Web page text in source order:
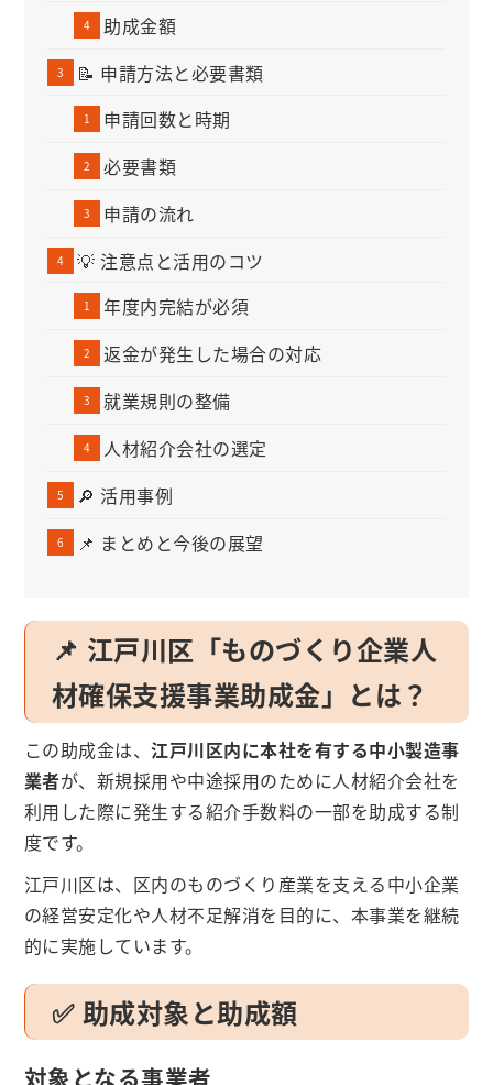
助成金額
📝 申請方法と必要書類
申請回数と時期
必要書類
申請の流れ
💡 注意点と活用のコツ
年度内完結が必須
返金が発生した場合の対応
就業規則の整備
人材紹介会社の選定
🔎 活用事例
📌 まとめと今後の展望
📌 江戸川区「ものづくり企業人
材確保支援事業助成金」とは？
この助成金は、江戸川区内に本社を有する中小製造事
業者が、新規採用や中途採用のために人材紹介会社を
利用した際に発生する紹介手数料の一部を助成する制
度です。
江戸川区は、区内のものづくり産業を支える中小企業
の経営安定化や人材不足解消を目的に、本事業を継続
的に実施しています。
✅ 助成対象と助成額
対象となる事業者